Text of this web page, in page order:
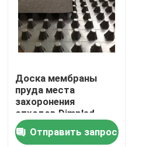
Решетка подкрепления
HDPE Geocell
Мешки с песком Geofabric
Geotextile нити Nonwoven
Доска мембраны
пруда места
захоронения
отходов Dimpled
Hdpe для дренажа
стеныОтправить запрос